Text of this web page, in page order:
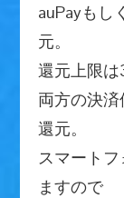
auPayもし
元。
還元上限は
両方の決
還元。
スマート
ますので